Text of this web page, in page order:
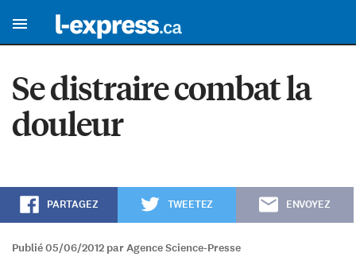
Se distraire combat la
douleur
PARTAGEZ TWEETEZ ENVOYEZ
Publié 05/06/2012 par Agence Science-Presse